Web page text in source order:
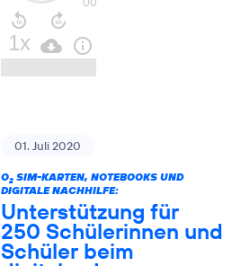
01. Juli 2020
O2SIM-KARTEN, NOTEBOOKS UND
DIGITALE NACHHILFE:
Unterstützung für
250 Schülerinnen und
Schüler beim